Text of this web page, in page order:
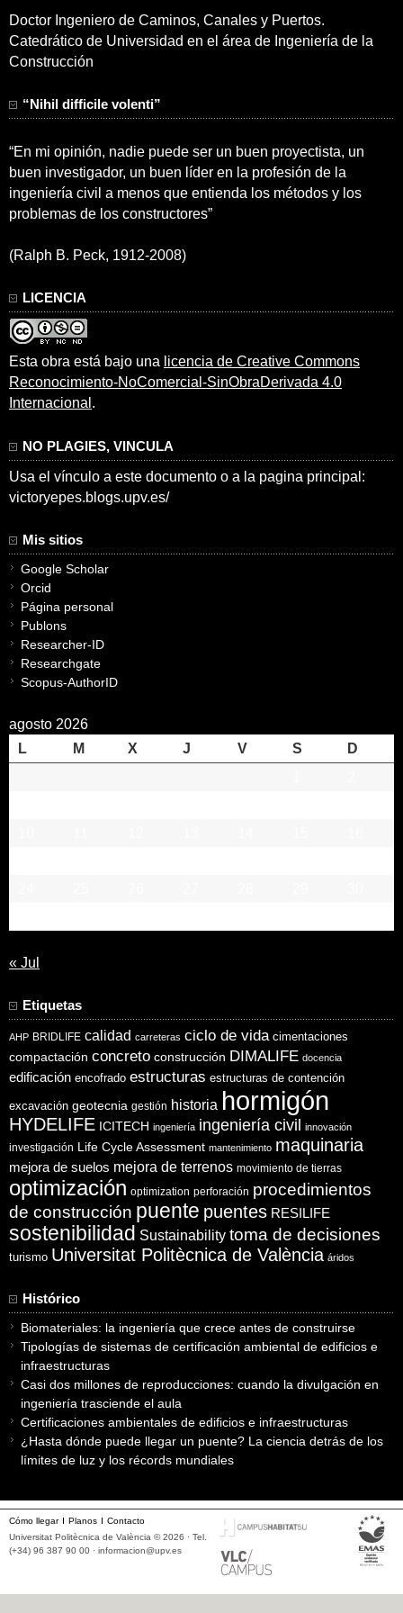
Doctor Ingeniero de Caminos, Canales y Puertos.
Catedrático de Universidad en el área de Ingeniería de la
Construcción
“Nihil difficile volenti”
“En mi opinión, nadie puede ser un buen proyectista, un
buen investigador, un buen líder en la profesión de la
ingeniería civil a menos que entienda los métodos y los
problemas de los constructores”
(Ralph B. Peck, 1912-2008)
LICENCIA
Esta obra está bajo una licencia de Creative Commons
Reconocimiento-NoComercial-SinObraDerivada 4.0
Internacional .
NO PLAGIES, VINCULA
Usa el vínculo a este documento o a la pagina principal:
victoryepes.blogs.upv.es/
Mis sitios
Google Scholar
Orcid
Página personal
Publons
Researcher-ID
Researchgate
Scopus-AuthorID
agosto 2026
L
M X J V S
D
« Jul
Etiquetas
AHP BRIDLIFE calidad carreteras ciclo de vida cimentaciones
compactación concreto construcción DIMALIFE docencia
edificación encofrado estructuras estructuras de contención
excavación geotecnia gestión historia hormigón
HYDELIFE ICITECH ingeniería ingeniería civil innovación
investigación Life Cycle Assessment mantenimiento maquinaria
mejora de suelos mejora de terrenos movimiento de tierras
optimización optimization perforación procedimientos
de construcción puente puentes RESILIFE
sostenibilidad Sustainability toma de decisiones
turismo Universitat Politècnica de València áridos
Histórico
Biomateriales: la ingeniería que crece antes de construirse
Tipologías de sistemas de certificación ambiental de edificios e
infraestructuras
Casi dos millones de reproducciones: cuando la divulgación en
ingeniería trasciende el aula
Certificaciones ambientales de edificios e infraestructuras
¿Hasta dónde puede llegar un puente? La ciencia detrás de los
límites de luz y los récords mundiales
Cómo llegar Planos
Contacto
Universitat Politècnica de València © 2026 · Tel.
(+34) 96 387 90 00 · informacion@upv.es